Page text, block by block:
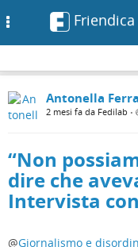
Friendica
Antonella
2 mesi fa da Fedilab •
“Non
dire che
Intervista
@Giornalismo e